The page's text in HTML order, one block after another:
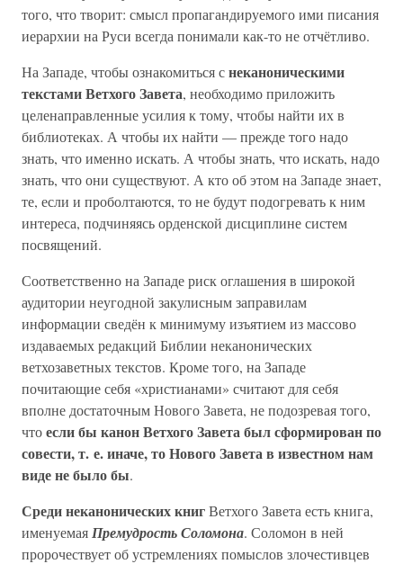
того, что творит: смысл пропагандируемого ими писания
иерархии на Руси всегда понимали как-то не отчётливо.
На Западе, чтобы ознакомиться снеканоническими
текстами Ветхого Завета, необходимо приложить
целенаправленные усилия к тому, чтобы найти их в
библиотеках. А чтобы их найти — прежде того надо
знать, что именно искать. А чтобы знать, что искать, надо
знать, что они существуют. А кто об этом на Западе знает,
те, если и проболтаются, то не будут подогревать к ним
интереса, подчиняясь орденской дисциплине систем
посвящений.
Соответственно на Западе риск оглашения в широкой
аудитории неугодной закулисным заправилам
информации сведён к минимуму изъятием из массово
издаваемых редакций Библии неканонических
ветхозаветных текстов. Кроме того, на Западе
почитающие себя «христианами» считают для себя
вполне достаточным Нового Завета, не подозревая того,
чтоесли бы канон Ветхого Завета был сформирован по
совести, т. е. иначе, то Нового Завета в известном нам
виде не было бы.
Среди неканонических книгВетхого Завета есть книга,
именуемаяПремудрость Соломона. Соломон в ней
пророчествует об устремлениях помыслов злочестивцев